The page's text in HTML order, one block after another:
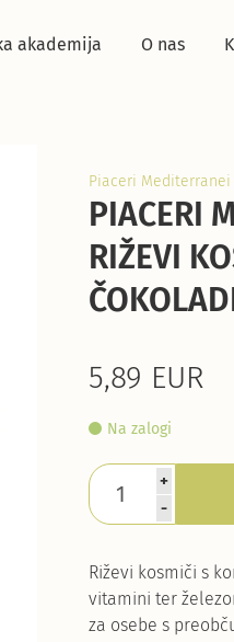
akademija O nas
Piaceri Mediterranei
PIACERI
RIŽEVI
5,89 EUR
Na zalogi
+
-
Riževi kosmiči s
vitamini ter
za osebe s